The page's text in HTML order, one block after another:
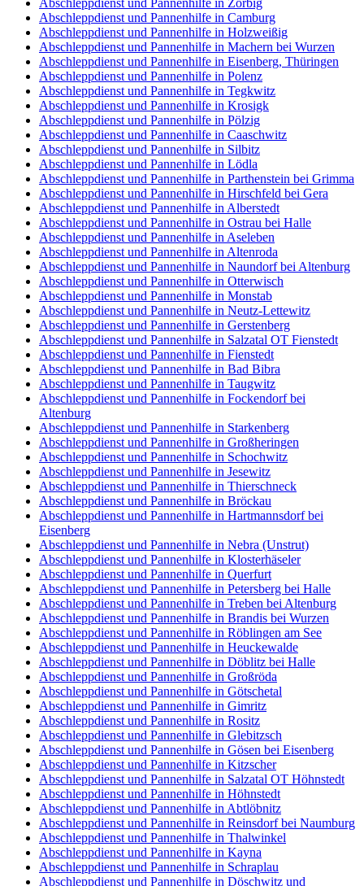
Abschleppdienst und Pannenhilfe in Zörbig
Abschleppdienst und Pannenhilfe in Camburg
Abschleppdienst und Pannenhilfe in Holzweißig
Abschleppdienst und Pannenhilfe in Machern bei Wurzen
Abschleppdienst und Pannenhilfe in Eisenberg, Thüringen
Abschleppdienst und Pannenhilfe in Polenz
Abschleppdienst und Pannenhilfe in Tegkwitz
Abschleppdienst und Pannenhilfe in Krosigk
Abschleppdienst und Pannenhilfe in Pölzig
Abschleppdienst und Pannenhilfe in Caaschwitz
Abschleppdienst und Pannenhilfe in Silbitz
Abschleppdienst und Pannenhilfe in Lödla
Abschleppdienst und Pannenhilfe in Parthenstein bei Grimma
Abschleppdienst und Pannenhilfe in Hirschfeld bei Gera
Abschleppdienst und Pannenhilfe in Alberstedt
Abschleppdienst und Pannenhilfe in Ostrau bei Halle
Abschleppdienst und Pannenhilfe in Aseleben
Abschleppdienst und Pannenhilfe in Altenroda
Abschleppdienst und Pannenhilfe in Naundorf bei Altenburg
Abschleppdienst und Pannenhilfe in Otterwisch
Abschleppdienst und Pannenhilfe in Monstab
Abschleppdienst und Pannenhilfe in Neutz-Lettewitz
Abschleppdienst und Pannenhilfe in Gerstenberg
Abschleppdienst und Pannenhilfe in Salzatal OT Fienstedt
Abschleppdienst und Pannenhilfe in Fienstedt
Abschleppdienst und Pannenhilfe in Bad Bibra
Abschleppdienst und Pannenhilfe in Taugwitz
Abschleppdienst und Pannenhilfe in Fockendorf bei
Altenburg
Abschleppdienst und Pannenhilfe in Starkenberg
Abschleppdienst und Pannenhilfe in Großheringen
Abschleppdienst und Pannenhilfe in Schochwitz
Abschleppdienst und Pannenhilfe in Jesewitz
Abschleppdienst und Pannenhilfe in Thierschneck
Abschleppdienst und Pannenhilfe in Bröckau
Abschleppdienst und Pannenhilfe in Hartmannsdorf bei
Eisenberg
Abschleppdienst und Pannenhilfe in Nebra (Unstrut)
Abschleppdienst und Pannenhilfe in Klosterhäseler
Abschleppdienst und Pannenhilfe in Querfurt
Abschleppdienst und Pannenhilfe in Petersberg bei Halle
Abschleppdienst und Pannenhilfe in Treben bei Altenburg
Abschleppdienst und Pannenhilfe in Brandis bei Wurzen
Abschleppdienst und Pannenhilfe in Röblingen am See
Abschleppdienst und Pannenhilfe in Heuckewalde
Abschleppdienst und Pannenhilfe in Döblitz bei Halle
Abschleppdienst und Pannenhilfe in Großröda
Abschleppdienst und Pannenhilfe in Götschetal
Abschleppdienst und Pannenhilfe in Gimritz
Abschleppdienst und Pannenhilfe in Rositz
Abschleppdienst und Pannenhilfe in Glebitzsch
Abschleppdienst und Pannenhilfe in Gösen bei Eisenberg
Abschleppdienst und Pannenhilfe in Kitzscher
Abschleppdienst und Pannenhilfe in Salzatal OT Höhnstedt
Abschleppdienst und Pannenhilfe in Höhnstedt
Abschleppdienst und Pannenhilfe in Abtlöbnitz
Abschleppdienst und Pannenhilfe in Reinsdorf bei Naumburg
Abschleppdienst und Pannenhilfe in Thalwinkel
Abschleppdienst und Pannenhilfe in Kayna
Abschleppdienst und Pannenhilfe in Schraplau
Abschleppdienst und Pannenhilfe in Döschwitz und